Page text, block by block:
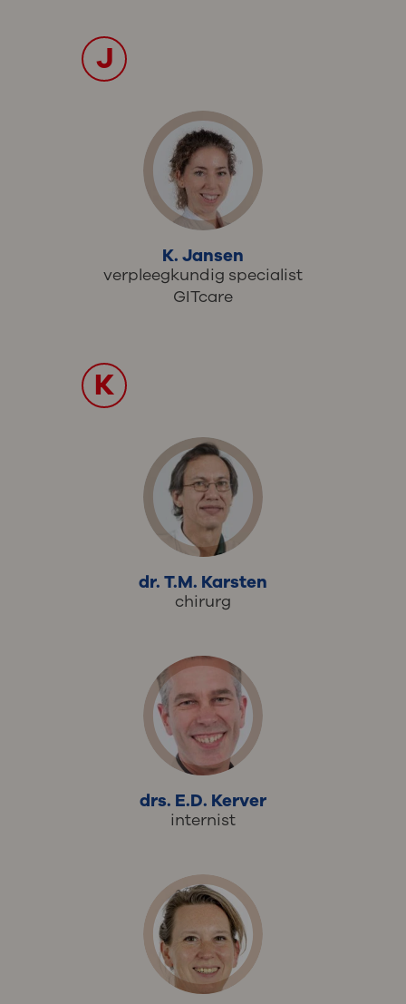
J
K. Jansen
verpleegkundig specialist
GITcare
K
dr. T.M. Karsten
chirurg
drs. E.D. Kerver
internist